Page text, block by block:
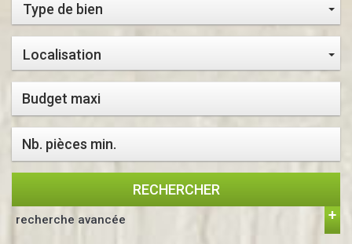
Type de bien
Localisation
RECHERCHER
recherche avancée